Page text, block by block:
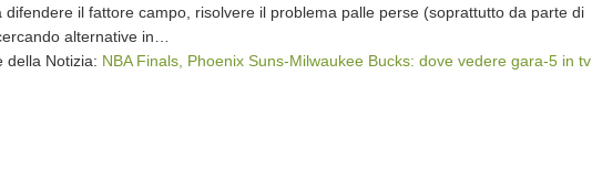
difendere il fattore campo, risolvere il problema palle perse (soprattutto da parte di
alternative in…
della Notizia: NBA Finals, Phoenix Suns-Milwaukee Bucks: dove vedere gara-5 in tv